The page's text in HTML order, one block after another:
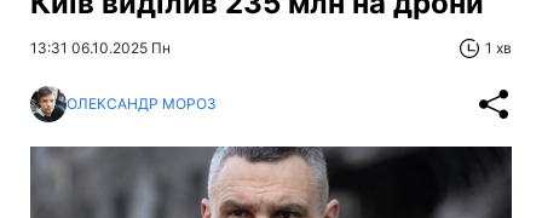
13:31 06.10.2025 Пн 1 хв
ОЛЕКСАНДР МОРОЗ